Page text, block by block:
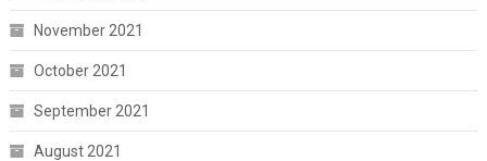
November 2021
October 2021
September 2021
August 2021